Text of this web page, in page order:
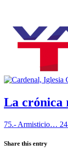
La crónica
75.- Armisticio…
Share this entry